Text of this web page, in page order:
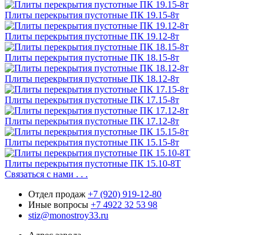
Плиты перекрытия пустотные ПК 19.15-8т
Плиты перекрытия пустотные ПК 19.12-8т
Плиты перекрытия пустотные ПК 18.15-8т
Плиты перекрытия пустотные ПК 18.12-8т
Плиты перекрытия пустотные ПК 17.15-8т
Плиты перекрытия пустотные ПК 17.12-8т
Плиты перекрытия пустотные ПК 15.15-8т
Плиты перекрытия пустотные ПК 15.10-8Т
Связаться с нами . . .
Отдел продаж +7 (920) 919-12-80
Иные вопросы +7 4922 32 53 98
stiz@monostroy33.ru